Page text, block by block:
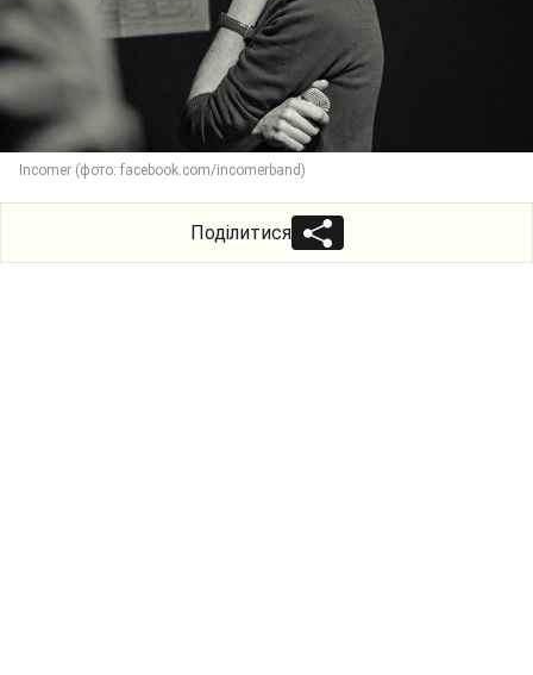
Incomer (фото: facebook.com/incomerband)
Поділитися